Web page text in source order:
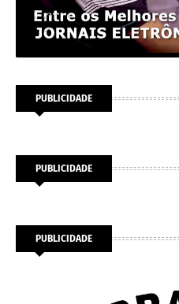
PUBLICIDADE
PUBLICIDADE
PUBLICIDADE